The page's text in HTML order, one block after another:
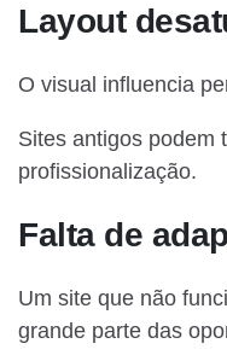
Layout
O visual influencia
Sites antigos podem
profissionalização.
Falta de
Um site que não
grande parte das